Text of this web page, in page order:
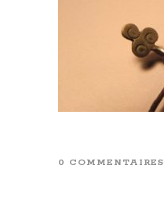
0 COMMENTAIRES